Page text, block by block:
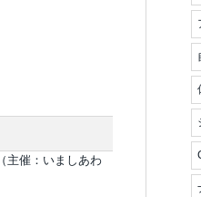
主催：いましあわ